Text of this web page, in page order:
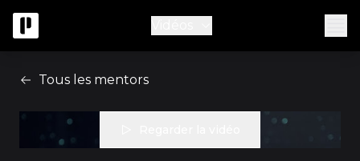
Tous les mentors